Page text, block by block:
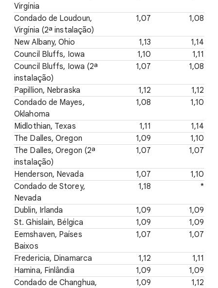
Virgínia
Condado de Loudoun,
Virgínia (2ª instalação)
1,07 1,08
New Albany, Ohio 1,13
1,14
Council Bluffs, Iowa
1,10
1,11
Council Bluffs, Iowa (2ª
instalação)
1,07 1,08
Papillion, Nebraska 1,12
1,12
Condado de Mayes,
Oklahoma
1,08 1,10
Midlothian, Texas 1,11
1,14
The Dalles, Oregon
1,09
1,10
The Dalles, Oregon (2ª
instalação)
1,07 1,07
Henderson, Nevada 1,07
1,10
Condado de Storey,
Nevada
1,18 *
Dublin, Irlanda 1,09
1,09
St. Ghislain, Bélgica
1,09
1,09
Eemshaven, Países
Baixos
1,07 1,07
Fredericia, Dinamarca 1,12
1,11
Hamina, Finlândia
1,09
1,09
Condado de Changhua,
1,09 1,12